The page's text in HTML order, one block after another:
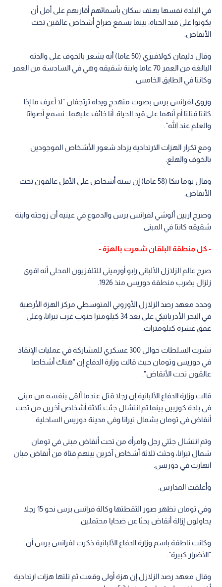
في البلدة نفسها يهتف سكان بأسمائهم أقاربهم على أمل أن
يكونوا على قيد الحياة، بينما يسمع صراخ أشخاص عالقين تحت
الأنقاض.
وقال دليمان كولافيري (50 عاما) أنه يشعر بالخوف على والدته
البالغة من العمر 70 عاما وابنة شقيقه وهي في السادسة من العمر
وكانتا في الطابق الخامس.
وروى لفرانس برس بصوت متهدج ويداه ترتجفان "لا أعرف ما إذا
كانتا قتلتا أم أنهما على قيد الحياة. أنا خائف عليهما.. نسمع أصواتا
والعلم عند الله".
ومع تكرار الهزات الارتدادية يزداد شعور الأشخاص الموجودين
بالخوف والهلع.
وقال توما نيكا (58 عاما) إن ستة أشخاص على الأقل عالقون تحت
الأنقاض.
وصرح اربين ألوشي لفرانس برس والدموع في عينيه أن زوجته وابنة
شقيقه كانتا في المبنى.
- كل منطقة البلقان شعرت بالهزة -
صرح عالم الزلازل الألباني رابو أورميني للتلفزيون المحلي أنه اقوى
زلزال يضرب منطقة دوريس منذ 1926.
وحدد معهد رصد الزلازل الأوروبي المتوسطي مركز الهزة الأرضية
في البحر الأدرياتيكي على بعد 34 كيلومترا جنوب غرب تيرانا، وعلى
عمق عشرة كيلومترات.
نشرت السلطات حوالى 300 عسكري للمشاركة في عمليات الإنقاذ
في دوريس وتومان حيث قالت وزارة الدفاع إن "هناك أشخاصا
عالقون تحت الأنقاض".
قالت وزارة الدفاع الألبانية إن رجلا قتل عندما ألقى بنفسه من مبنى
في بلدة كوربين بينما تم انتشال جثث ثلاثة أشخاص آخرين من تحت
أنقاض في تومان بشمال تيرانا وفي مدينة دوريس الساحلية.
وتم انتشال جثتي رجل وامرأة من تحت أنقاض مبنى في تومان
شمال تيرانا، وجثث ثلاثة أشخاص آخرين بينهم فتاة من أنقاض مبان
انهارت في دوريس.
وأغلقت المدارس.
وفي تومان تظهر صور التقطتها وكالة فرانس برس نحو 15 رجلا
يحاولون إزالة أنقاض بحثا عن ضحايا محتملين.
وكانت ناطقة باسم وزارة الدفاع الألبانية ذكرت لفرانس برس أن
"الأضرار كبيرة".
وقال معهد رصد الزلازل إن هزة أولى وقعت ثم تلتها هزات ارتدادية